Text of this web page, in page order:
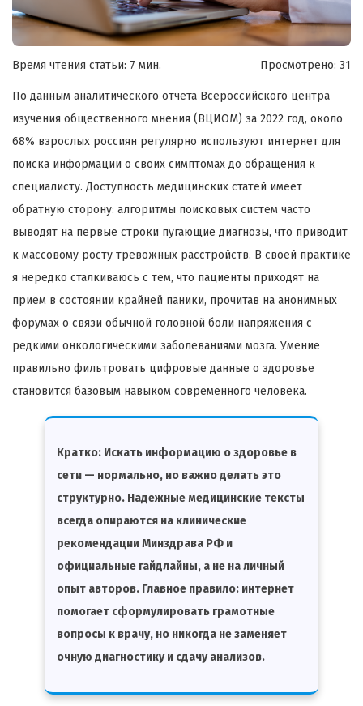
Время чтения статьи: 7 мин. Просмотрено: 31
По данным аналитического отчета Всероссийского центра
изучения общественного мнения (ВЦИОМ) за 2022 год, около
68% взрослых россиян регулярно используют интернет для
поиска информации о своих симптомах до обращения к
специалисту. Доступность медицинских статей имеет
обратную сторону: алгоритмы поисковых систем часто
выводят на первые строки пугающие диагнозы, что приводит
к массовому росту тревожных расстройств. В своей практике
я нередко сталкиваюсь с тем, что пациенты приходят на
прием в состоянии крайней паники, прочитав на анонимных
форумах о связи обычной головной боли напряжения с
редкими онкологическими заболеваниями мозга. Умение
правильно фильтровать цифровые данные о здоровье
становится базовым навыком современного человека.
Кратко: Искать информацию о здоровье в
сети — нормально, но важно делать это
структурно. Надежные медицинские тексты
всегда опираются на клинические
рекомендации Минздрава РФ и
официальные гайдлайны, а не на личный
опыт авторов. Главное правило: интернет
помогает сформулировать грамотные
вопросы к врачу, но никогда не заменяет
очную диагностику и сдачу анализов.